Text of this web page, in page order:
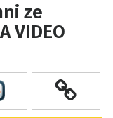
ze
VIDEO